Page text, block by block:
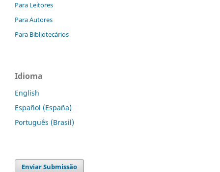
Para Leitores
Para Autores
Para Bibliotecários
Idioma
English
Español (España)
Português (Brasil)
Enviar Submissão